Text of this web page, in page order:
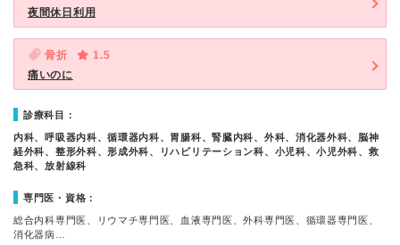
夜間休日利用
骨折
1.5
痛いのに
診療科目：
内科、呼吸器内科、循環器内科、胃腸科、腎臓内科、外科、消化器外科、脳神
経外科、整形外科、形成外科、リハビリテーション科、小児科、小児外科、救
急科、放射線科
専門医・資格：
総合内科専門医、リウマチ専門医、血液専門医、外科専門医、循環器専門医、
消化器病…